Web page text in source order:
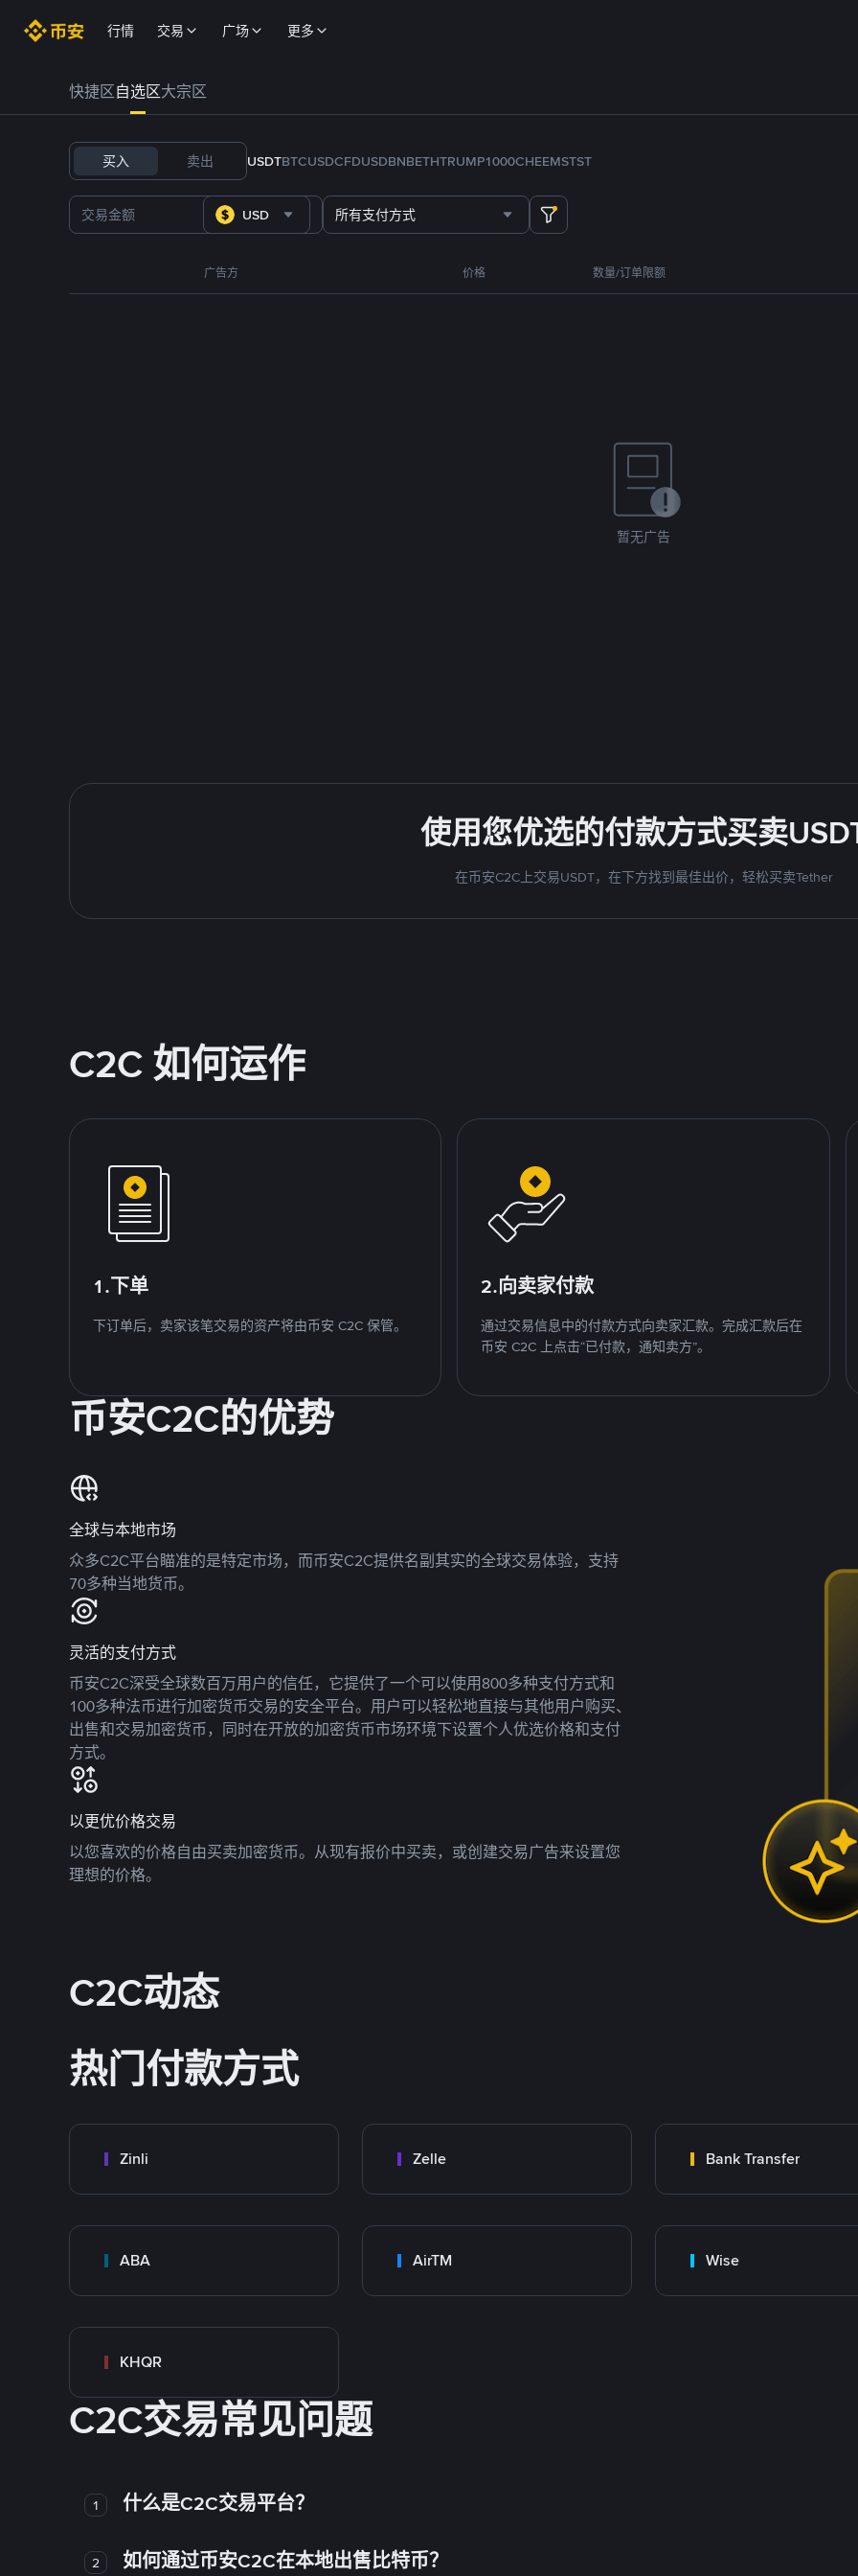
行情 交易 广场 更多
快捷区自选区大宗区
买入 卖出 USDTBTCUSDCFDUSDBNBETHTRUMP1000CHEEMSTST
USD 所有支付方式
广告方 价格 数量/订单限额
暂无广告
使用您优选的付款方式买卖
在币安C2C上交易USDT，在下方找到最佳出价，轻松买卖Tether
C2C 如何运作
1.下单
下订单后，卖家该笔交易的资产将由币安 C2C 保管。
2.向卖家付款
通过交易信息中的付款方式向卖家汇款。完成汇款后在
币安 C2C 上点击“已付款，通知卖方”。
币安C2C的优势
全球与本地市场
众多C2C平台瞄准的是特定市场，而币安C2C提供名副其实的全球交易体验，支持
70多种当地货币。
灵活的支付方式
币安C2C深受全球数百万用户的信任，它提供了一个可以使用800多种支付方式和
100多种法币进行加密货币交易的安全平台。用户可以轻松地直接与其他用户购买、
出售和交易加密货币，同时在开放的加密货币市场环境下设置个人优选价格和支付
方式。
以更优价格交易
以您喜欢的价格自由买卖加密货币。从现有报价中买卖，或创建交易广告来设置您
理想的价格。
C2C动态
热门付款方式
Zinli Zelle Bank Transfer
ABA AirTM Wise
KHQR
C2C交易常见问题
1 什么是C2C交易平台？
2 如何通过币安C2C在本地出售比特币？